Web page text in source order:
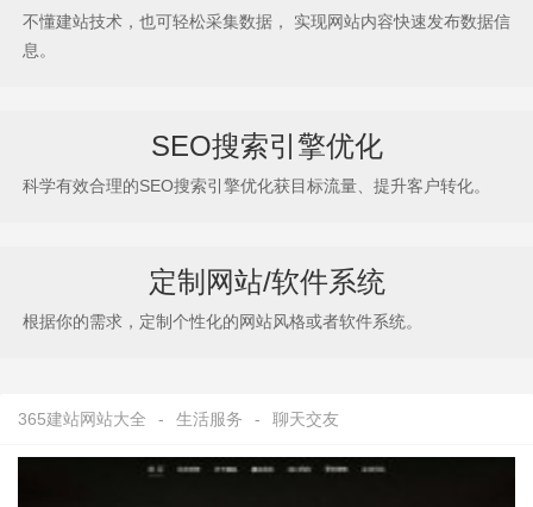
不懂建站技术，也可轻松采集数据， 实现网站内容快速发布数据信
息。
SEO搜索引擎优化
科学有效合理的SEO搜索引擎优化获目标流量、提升客户转化。
定制网站/软件系统
根据你的需求，定制个性化的网站风格或者软件系统。
365建站网站大全 - 生活服务 - 聊天交友